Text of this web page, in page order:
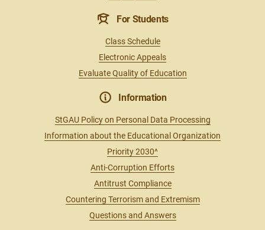
For Students
Class Schedule
Electronic Appeals
Evaluate Quality of Education
Information
StGAU Policy on Personal Data Processing
Information about the Educational Organization
Priority 2030^
Anti-Corruption Efforts
Antitrust Compliance
Countering Terrorism and Extremism
Questions and Answers